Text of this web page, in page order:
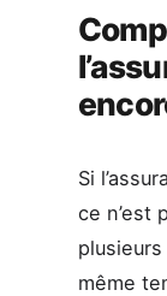
Si
ce n’est
même